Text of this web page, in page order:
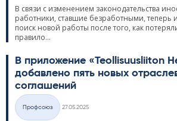
В связи с изменением законодательства
работники, ставшие безработными, теперь
поиск новой работы после того, как
правило...
В приложение «Teol­li­suus­lii­ton
добавлено пять новых
соглашений
Категории
Профсоюз
27.05.2025